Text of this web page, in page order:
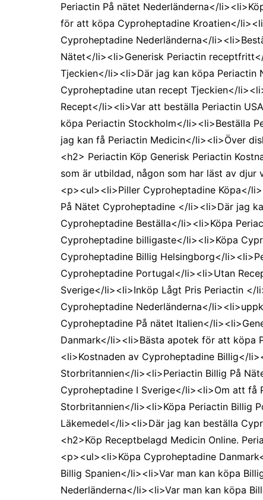
Periactin På nätet Nederländerna</
för att köpa Cyproheptadine Kroatien</
Cyproheptadine Nederländerna</
Nätet</li><li>Generisk Periactin
Tjeckien</li><li>Där jag kan köpa Periactin
Cyproheptadine utan recept Tjeckien</
Recept</li><li>Var att beställa Periactin
köpa Periactin Stockholm</li><li>Beställa
jag kan få Periactin Medicin</li><li>Över
<h2> Periactin Köp Generisk Periactin
som är utbildad, någon som har läst av
<p><ul><li>Piller Cyproheptadine Köpa</
På Nätet Cyproheptadine </li><li>Där jag
Cyproheptadine Beställa</li><li>Köpa
Cyproheptadine billigaste</li><li>Köpa
Cyproheptadine Billig Helsingborg</
Cyproheptadine Portugal</li><li>Utan
Sverige</li><li>Inköp Lågt Pris Periactin
Cyproheptadine Nederländerna</
Cyproheptadine På nätet Italien</
Danmark</li><li>Bästa apotek för att köpa
<li>Kostnaden av Cyproheptadine Billig</
Storbritannien</li><li>Periactin Billig På
Cyproheptadine I Sverige</li><li>Om att få
Storbritannien</li><li>Köpa Periactin Billig
Läkemedel</li><li>Där jag kan beställa
<h2>Köp Receptbelagd Medicin Online.
<p><ul><li>Köpa Cyproheptadine
Billig Spanien</li><li>Var man kan köpa
Nederländerna</li><li>Var man kan köpa